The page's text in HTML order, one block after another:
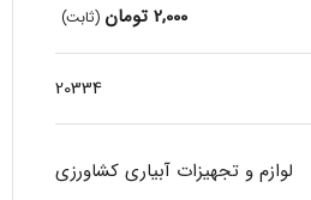
2,000 تومان (ثابت)
20334
لوازم و تجهیزات آبیاری کشاورزی